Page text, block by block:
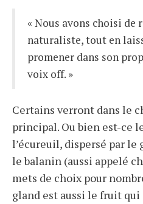
« Nous avons choisi
naturaliste, tout en
promener dans son
voix off. »
Certains verront dans le
principal. Ou bien est-ce
l’écureuil, dispersé par
le balanin (aussi appelé
mets de choix pour
gland est aussi le fruit qui